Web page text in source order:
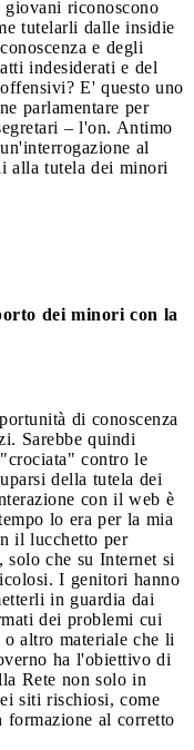
riconoscono
tutelarli dalle insidie
e degli
indesiderati e del
E' questo uno
parlamentare per
– l'on. Antimo
al
alla tutela dei minori
dei minori con la
di conoscenza
Sarebbe quindi
contro le
della tutela dei
con il web è
lo era per la mia
il lucchetto per
che su Internet si
I genitori hanno
in guardia dai
dei problemi cui
altro materiale che li
ha l'obiettivo di
Rete non solo in
siti rischiosi, come
formazione al corretto